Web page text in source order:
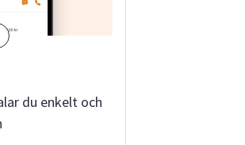
du enkelt och